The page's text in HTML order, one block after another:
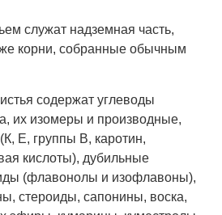
служат надземная часть,
корни, собранные обычным
содержат углеводы
их изомеры и производные,
Е, группы В, каротин,
кислоты), дубильные
(флавонолы и изофлавоны),
стероиды, сапонины, воска,